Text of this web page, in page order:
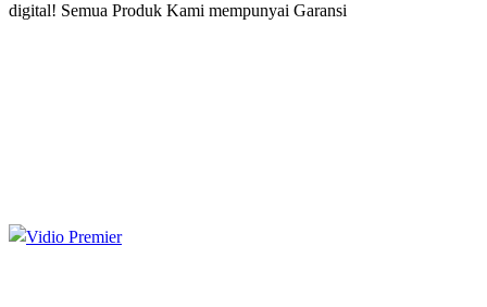
digital! Semua Produk Kami mempunyai Garansi